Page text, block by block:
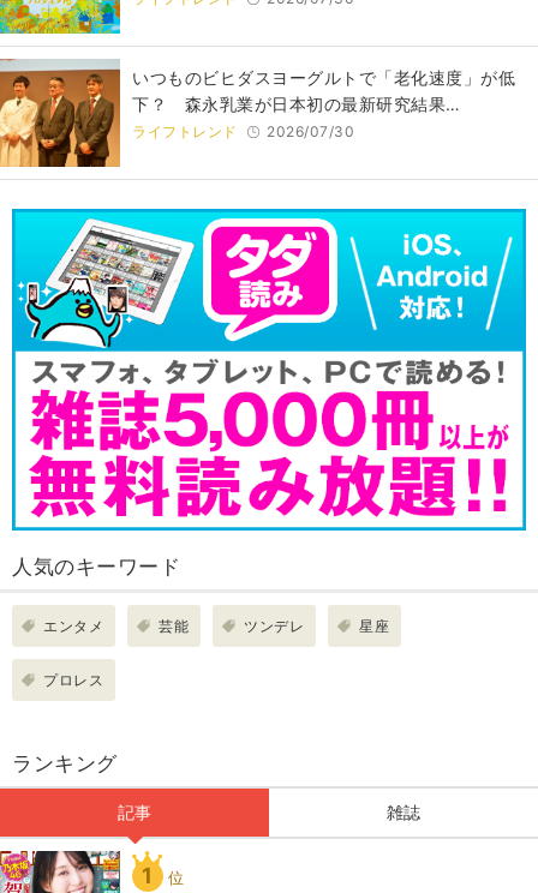
いつものビヒダスヨーグルトで「老化速度」が低
下？ 森永乳業が日本初の最新研究結果…
ライフトレンド 2026/07/30
人気のキーワード
エンタメ 芸能 ツンデレ 星座
プロレス
ランキング
記事 雑誌
1 位